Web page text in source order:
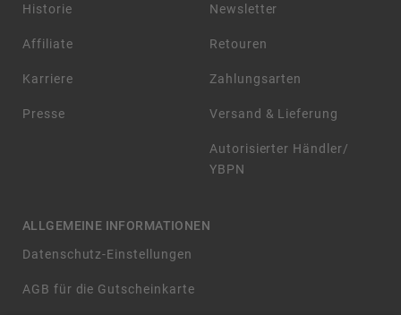
Historie
Affiliate
Karriere
Presse
Newsletter
Retouren
Zahlungsarten
Versand & Lieferung
Autorisierter Händler/
YBPN
ALLGEMEINE INFORMATIONEN
Datenschutz-Einstellungen
AGB für die Gutscheinkarte